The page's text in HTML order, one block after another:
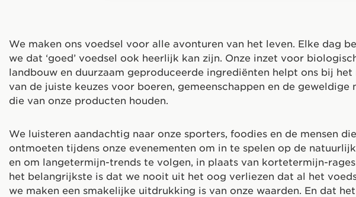
We maken ons voedsel voor alle avonturen van het leven. Elke dag
we dat ‘goed’ voedsel ook heerlijk kan zijn. Onze inzet voor
landbouw en duurzaam geproduceerde ingrediënten helpt ons bij het
van de juiste keuzes voor boeren, gemeenschappen en de geweldige
die van onze producten houden.
We luisteren aandachtig naar onze sporters, foodies en de mensen
ontmoeten tijdens onze evenementen om in te spelen op de
en om langetermijn-trends te volgen, in plaats van kortetermijn-
het belangrijkste is dat we nooit uit het oog verliezen dat al het
we maken een smakelijke uitdrukking is van onze waarden. En dat